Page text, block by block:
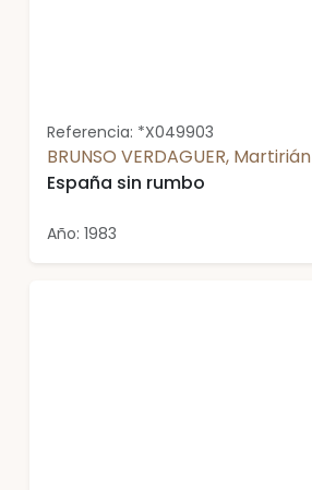
Referencia: *X049903
BRUNSO VERDAGUER, Martirián
España sin rumbo
Año: 1983